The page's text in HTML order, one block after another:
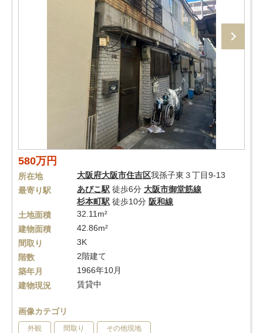
580万円
所在地 大阪府大阪市住吉区我孫子東３丁目9-13
最寄り駅
あびこ駅 徒歩6分 大阪市御堂筋線
杉本町駅 徒歩10分 阪和線
土地面積
32.11m²
建物面積
42.86m²
間取り
3K
階数
2階建て
築年月
1966年10月
建物現況
賃貸中
画像カテゴリ
外観 間取り その他現地